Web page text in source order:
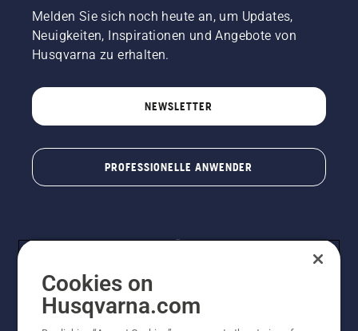
Melden Sie sich noch heute an, um Updates,
Neuigkeiten, Inspirationen und Angebote von
Husqvarna zu erhalten.
NEWSLETTER
PROFESSIONELLE ANWENDER
Cookies on
Husqvarna.com